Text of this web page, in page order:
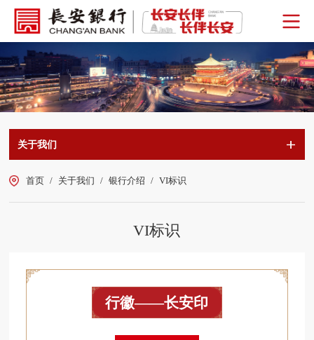
关于我们
首页 / 关于我们 / 银行介绍 / VI标识
VI标识
行徽——长安印